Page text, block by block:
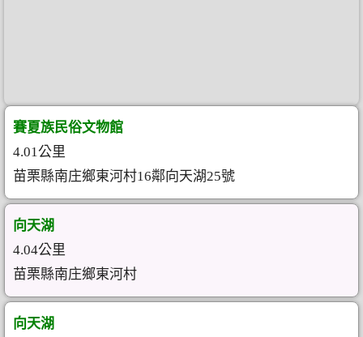
賽夏族民俗文物館
4.01公里
苗栗縣南庄鄉東河村16鄰向天湖25號
向天湖
4.04公里
苗栗縣南庄鄉東河村
向天湖